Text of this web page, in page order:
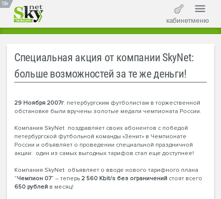
18+
кабинетменю
Специальная акция от компании SkyNet:
больше возможностей за те же деньги!
29 Ноября 2007г. петербургским футболистам в торжественной
обстановке были вручены золотые медали чемпионата России.
Компания SkyNet поздравляет своих абонентов с победой
петербургской футбольной команды «Зенит» в Чемпионате
России и объявляет о проведении специальной праздничной
акции: один из самых выгодных тарифов стал еще доступнее!
Компания SkyNet объявляет о вводе нового тарифного плана
“Чемпион 07” – теперь 2 560 Kbit/s без ограничений стоят всего
650 рублей в месяц!